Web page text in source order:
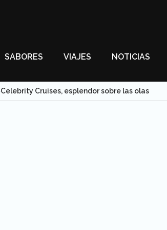
SABORES VIAJES NOTICIAS
Celebrity Cruises, esplendor sobre las olas